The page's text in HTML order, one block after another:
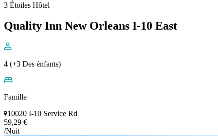
3 Étoiles Hôtel
Quality Inn New Orleans I-10 East
4 (+3 Des énfants)
Famille
10020 I-10 Service Rd
59,29 €
/Nuit